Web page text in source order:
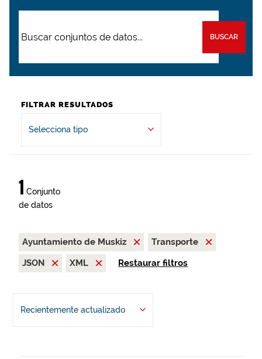
BUSCAR
FILTRAR RESULTADOS
Selecciona tipo
1 Conjunto
de datos
Ayuntamiento de Muskiz
Transporte
JSON
XML Restaurar filtros
Recientemente actualizado